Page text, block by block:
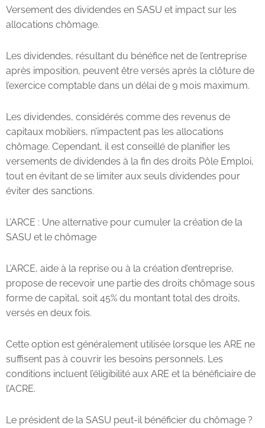
Versement des dividendes en SASU et impact sur les
allocations chômage.
Les dividendes, résultant du bénéfice net de l’entreprise
après imposition, peuvent être versés après la clôture de
l’exercice comptable dans un délai de 9 mois maximum.
Les dividendes, considérés comme des revenus de
capitaux mobiliers, n’impactent pas les allocations
chômage. Cependant, il est conseillé de planifier les
versements de dividendes à la fin des droits Pôle Emploi,
tout en évitant de se limiter aux seuls dividendes pour
éviter des sanctions.
L’ARCE : Une alternative pour cumuler la création de la
SASU et le chômage
L’ARCE, aide à la reprise ou à la création d’entreprise,
propose de recevoir une partie des droits chômage sous
forme de capital, soit 45% du montant total des droits,
versés en deux fois.
Cette option est généralement utilisée lorsque les ARE ne
suffisent pas à couvrir les besoins personnels. Les
conditions incluent l’éligibilité aux ARE et la bénéficiaire de
l’ACRE.
Le président de la SASU peut-il bénéficier du chômage ?